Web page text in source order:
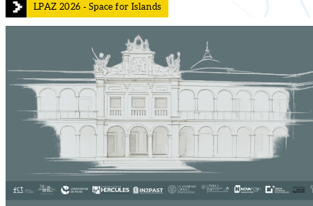
LPAZ 2026 - Space for Islands